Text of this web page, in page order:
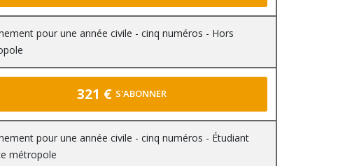
pour une année civile - cinq numéros - Hors
321 € S'ABONNER
pour une année civile - cinq numéros - Étudiant
métropole